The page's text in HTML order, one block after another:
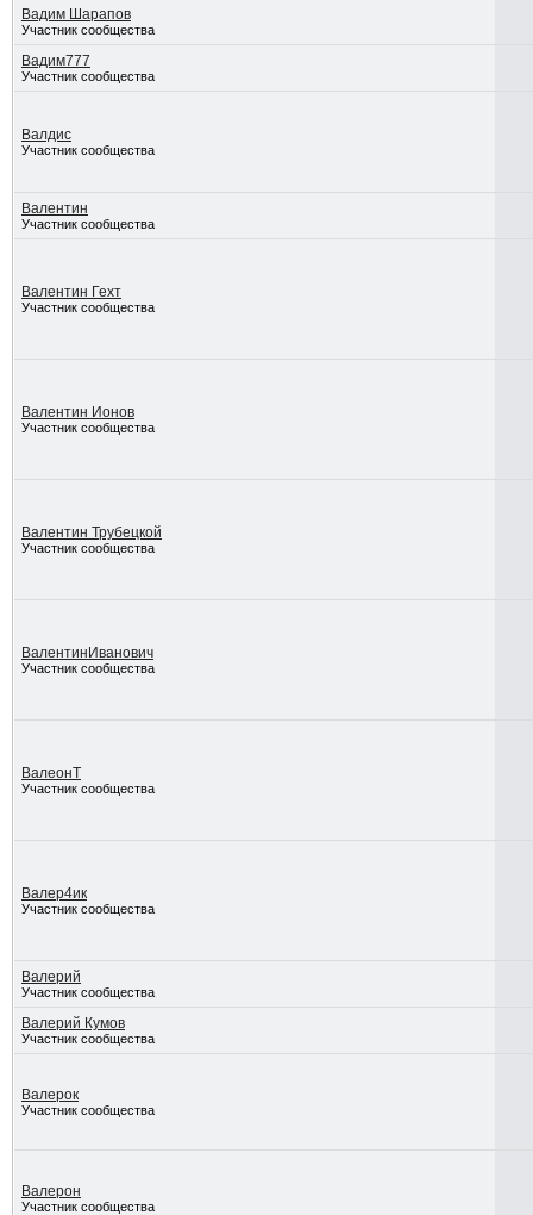
Вадим Шарапов
Участник сообщества
Вадим777
Участник сообщества
Валдис
Участник сообщества
Валентин
Участник сообщества
Валентин Гехт
Участник сообщества
Валентин Ионов
Участник сообщества
Валентин Трубецкой
Участник сообщества
ВалентинИванович
Участник сообщества
ВалеонТ
Участник сообщества
Валер4ик
Участник сообщества
Валерий
Участник сообщества
Валерий Кумов
Участник сообщества
Валерок
Участник сообщества
Валерон
Участник сообщества